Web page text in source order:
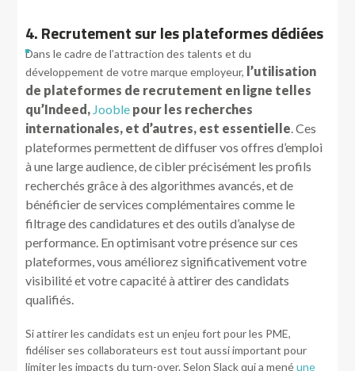
4. Recrutement sur les plateformes dédiées
Dans le cadre de l’attraction des talents et du
développement de votre marque employeur, l’utilisation
de plateformes de recrutement en ligne telles
qu’Indeed, Jooble pour les recherches
internationales, et d’autres, est essentielle. Ces
plateformes permettent de diffuser vos offres d’emploi
à une large audience, de cibler précisément les profils
recherchés grâce à des algorithmes avancés, et de
bénéficier de services complémentaires comme le
filtrage des candidatures et des outils d’analyse de
performance. En optimisant votre présence sur ces
plateformes, vous améliorez significativement votre
visibilité et votre capacité à attirer des candidats
qualifiés.
Si attirer les candidats est un enjeu fort pour les PME,
fidéliser ses collaborateurs est tout aussi important pour
limiter les impacts du turn-over. Selon Slack qui a menéune